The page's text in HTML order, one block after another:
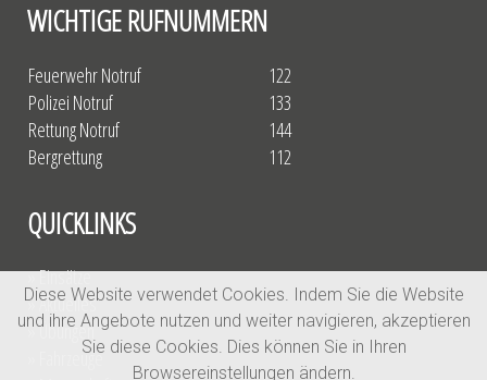
WICHTIGE RUFNUMMERN
Feuerwehr Notruf
Polizei Notruf
Rettung Notruf
Bergrettung
122
133
144
112
QUICKLINKS
» Einsätze
» Aktuelles
» Übungen
» Fahrzeuge
Diese Website verwendet Cookies. Indem Sie die Website
und ihre Angebote nutzen und weiter navigieren, akzeptieren
Sie diese Cookies. Dies können Sie in Ihren
Browsereinstellungen ändern.